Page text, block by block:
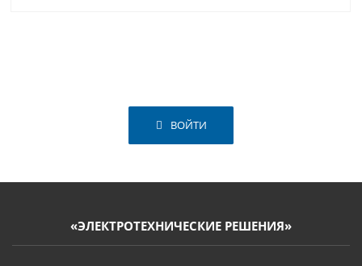
ВОЙТИ
«ЭЛЕКТРОТЕХНИЧЕСКИЕ РЕШЕНИЯ»